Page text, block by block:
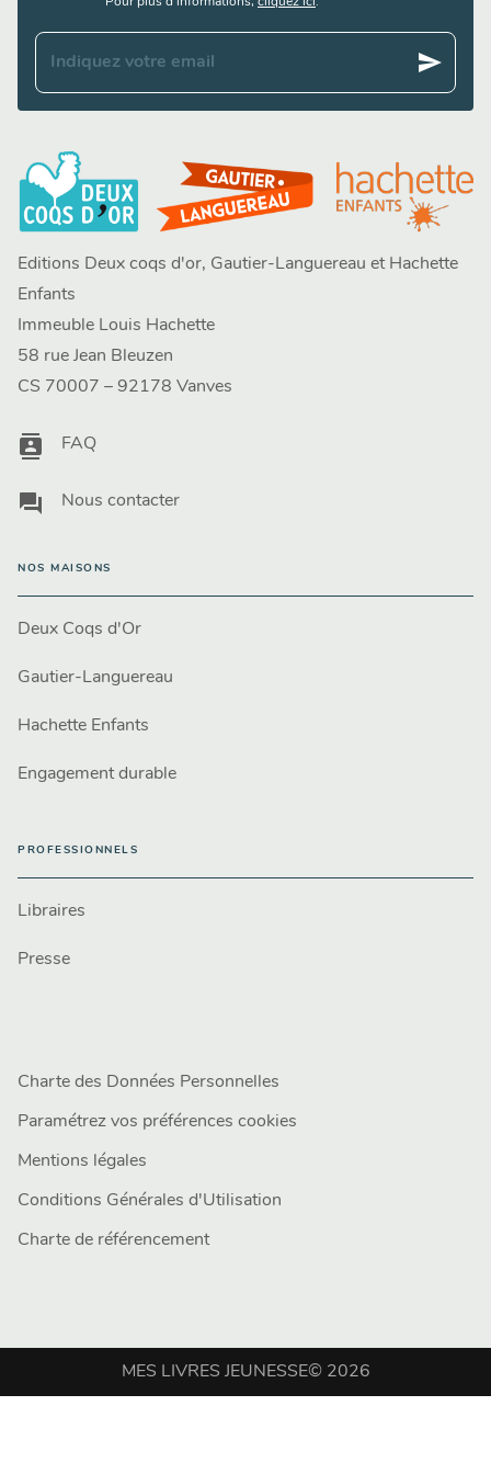
Indiquez votre email send
Editions Deux coqs d'or, Gautier-Languereau et Hachette
Enfants
Immeuble Louis Hachette
58 rue Jean Bleuzen
CS 70007 – 92178 Vanves
contacts FAQ
question_answer Nous contacter
NOS MAISONS
Deux Coqs d'Or
Gautier-Languereau
Hachette Enfants
Engagement durable
PROFESSIONNELS
Libraires
Presse
Charte des Données Personnelles
Paramétrez vos préférences cookies
Mentions légales
Conditions Générales d'Utilisation
Charte de référencement
MES LIVRES JEUNESSE© 2026